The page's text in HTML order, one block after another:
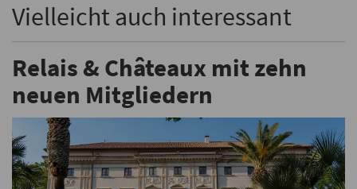
Vielleicht auch interessant
Relais & Châteaux mit zehn
neuen Mitgliedern